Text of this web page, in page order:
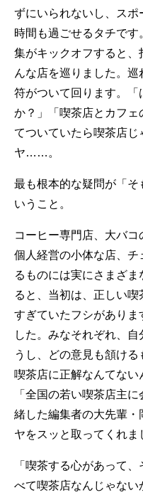
ずにいられないし、ス
時間も過ごせるタチで
集がキックオフすると、
んな店を巡りました。
符がついて回ります。
か？」「喫茶店とカフェ
てついていたら喫茶店
ヤ……。
最も根本的な疑問が「そ
いうこと。
コーヒー専門店、大バ
個人経営の小体な店、チ
るものには実にさまざ
ると、当初は、正しい
すぎていたフシがありま
した。みなそれぞれ、
うし、どの意見も頷ける
喫茶店に正解なんてない
「全国の若い喫茶店主
緒した編集者の大先輩
ヤをスッと取ってくれま
「喫茶する心があって
べて喫茶店なんじゃない